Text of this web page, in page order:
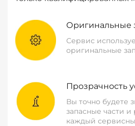
Оригинальные
Сервис
оригинальные
Прозрачность
Вы точно будете
запасные части и
каждый